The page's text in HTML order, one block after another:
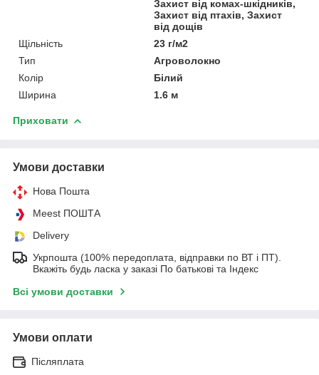
Захист від комах-шкідників,
Захист від птахів, Захист
від дощів
Щільність
23 г/м2
Тип
Агроволокно
Колір
Білий
Ширина
1.6 м
Приховати
Умови доставки
Нова Пошта
Meest ПОШТА
Delivery
Укрпошта (100% передоплата, відправки по ВТ і ПТ).
Вкажіть будь ласка у заказі По батькові та Індекс
Всі умови доставки
Умови оплати
Післяплата